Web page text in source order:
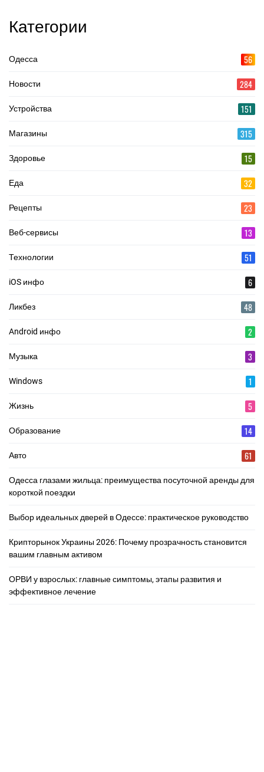
Категории
Одесса 56
Новости 284
Устройства 151
Магазины 315
Здоровье 15
Еда 32
Рецепты 23
Веб-сервисы 13
Технологии 51
iOS инфо 6
Ликбез 48
Android инфо 2
Музыка 3
Windows 1
Жизнь 5
Образование 14
Авто 61
Одесса глазами жильца: преимущества посуточной аренды для
короткой поездки
Выбор идеальных дверей в Одессе: практическое руководство
Крипторынок Украины 2026: Почему прозрачность становится
вашим главным активом
ОРВИ у взрослых: главные симптомы, этапы развития и
эффективное лечение